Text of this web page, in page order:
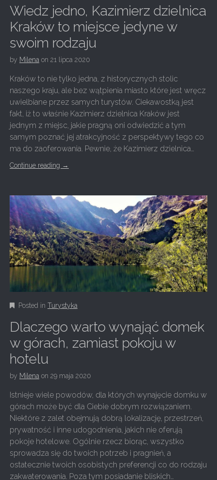
Wiedz jedno, Kazimierz dzielnica
Kraków to miejsce jedyne w
swoim rodzaju
by Milena on 21 lipca 2020
Kraków to nie tylko jedna, z historycznych stolic
naszego kraju, ale bez wątpienia miasto które jest wręcz
uwielbiane przez samych turystów. Ciekawostką jest
fakt, iż to właśnie Kazimierz dzielnica Kraków jest
jednym z miejsc, jakie pragną oni odwiedzić a tym
samym poznać jej atrakcyjność z perspektywy tego co
ma do zaoferowania. Pewnie, że Kazimierz dzielnica…
Continue reading →
Posted in Turystyka
Dlaczego warto wynająć domek
w górach, zamiast pokoju w
hotelu
by Milena on 29 maja 2020
Istnieje wiele powodów, dla których wynajęcie domku w
górach może być dla Ciebie dobrym rozwiązaniem.
Niektóre z zalet obejmują dobrą lokalizację, przestrzeń,
prywatność i inne udogodnienia, jakich nie oferują
pokoje hotelowe. Ogólnie rzecz biorąc, wszystko
sprowadza się do twoich potrzeb i pragnień, a
ostatecznie twoich osobistych preferencji co do rodzaju
zakwaterowania. Poza tym posiadanie bliskich…